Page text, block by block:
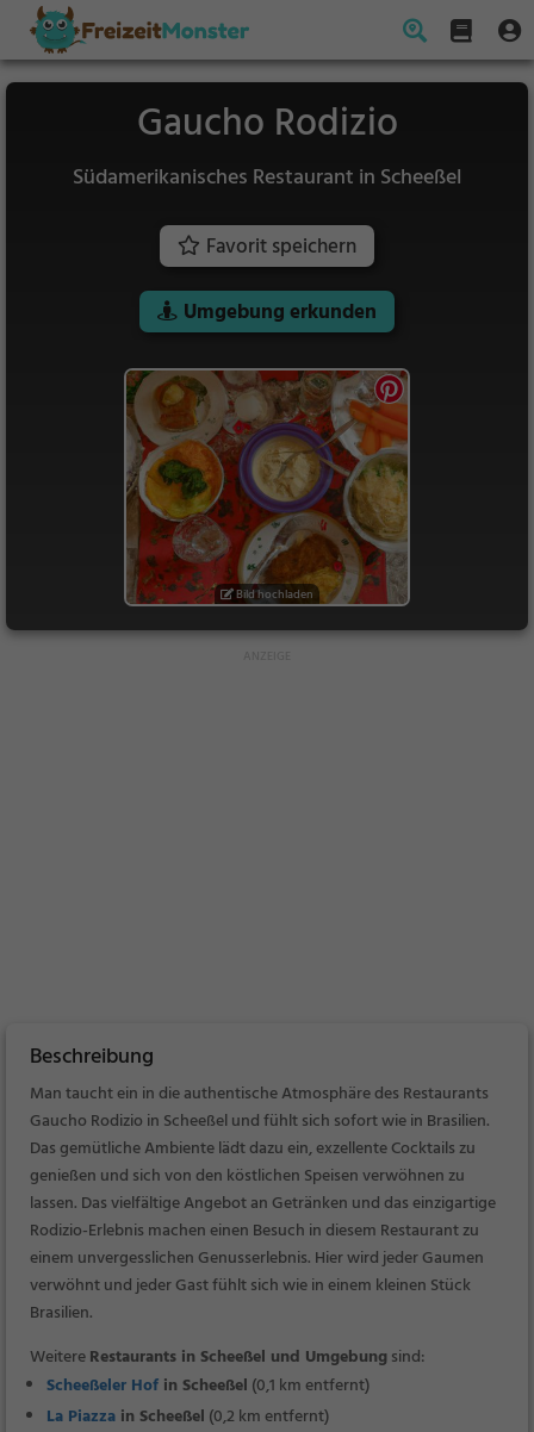
Gaucho Rodizio
Südamerikanisches Restaurant in Scheeßel
Favorit speichern
Umgebung erkunden
Bild hochladen
Beschreibung
Man taucht ein in die authentische Atmosphäre des Restaurants
Gaucho Rodizio in Scheeßel und fühlt sich sofort wie in Brasilien.
Das gemütliche Ambiente lädt dazu ein, exzellente Cocktails zu
genießen und sich von den köstlichen Speisen verwöhnen zu
lassen. Das vielfältige Angebot an Getränken und das einzigartige
Rodizio-Erlebnis machen einen Besuch in diesem Restaurant zu
einem unvergesslichen Genusserlebnis. Hier wird jeder Gaumen
verwöhnt und jeder Gast fühlt sich wie in einem kleinen Stück
Brasilien.
WeitereRestaurants in Scheeßel und Umgebungsind:
Scheeßeler Hof in Scheeßel (0,1 km entfernt)
La Piazza in Scheeßel (0,2 km entfernt)